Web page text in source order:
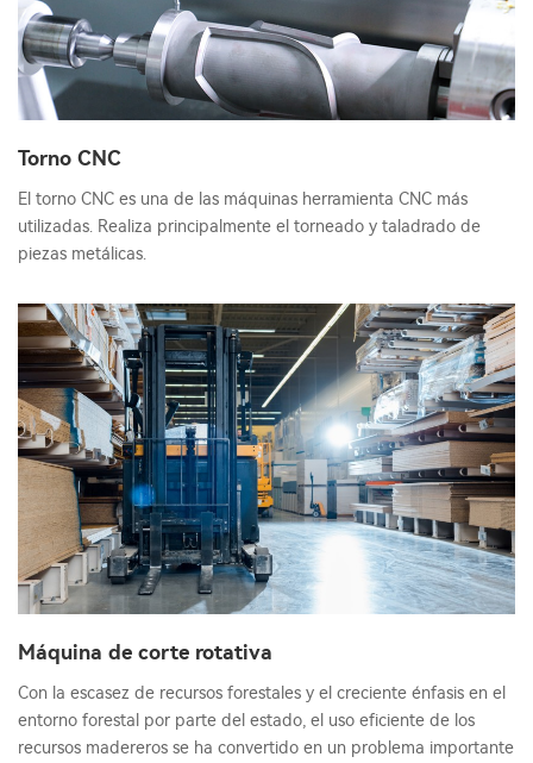
Torno CNC
El torno CNC es una de las máquinas herramienta CNC más
utilizadas. Realiza principalmente el torneado y taladrado de
piezas metálicas.
Máquina de corte rotativa
Con la escasez de recursos forestales y el creciente énfasis en el
entorno forestal por parte del estado, el uso eficiente de los
recursos madereros se ha convertido en un problema importante